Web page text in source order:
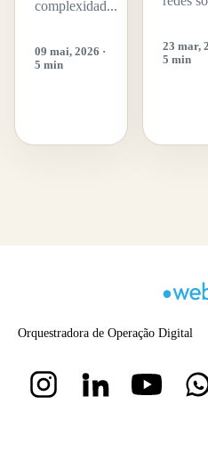
complexidad...
09 mai, 2026 ·
5 min
23 mar,
5 min
Orquestradora de Operação Digital